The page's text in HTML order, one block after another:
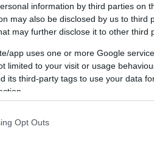
information by third parties on
may also be disclosed by us to third
may further disclose it to other third
app uses one or more Google
limited to your visit or usage
its third-party tags to use your data
Opt Outs